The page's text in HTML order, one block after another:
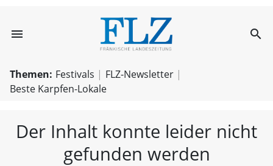
menu FLZ – search
Themen: Festivals
FLZ-Newsletter
Beste Karpfen-Lokale
Der Inhalt konnte leider nicht
gefunden werden